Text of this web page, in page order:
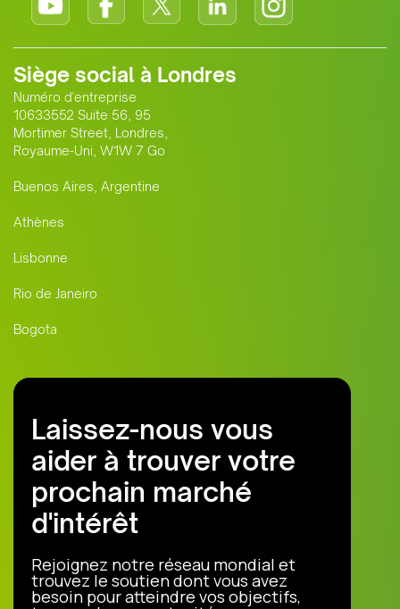
Siège social à Londres
Numéro d'entreprise
10633552 Suite 56, 95
Mortimer Street, Londres,
Royaume-Uni, W1W 7 Go
Buenos Aires, Argentine
Athènes
Lisbonne
Rio de Janeiro
Bogota
Laissez-nous vous
aider à trouver votre
prochain marché
d'intérêt
Rejoignez notre réseau mondial et
trouvez le soutien dont vous avez
besoin pour atteindre vos objectifs,